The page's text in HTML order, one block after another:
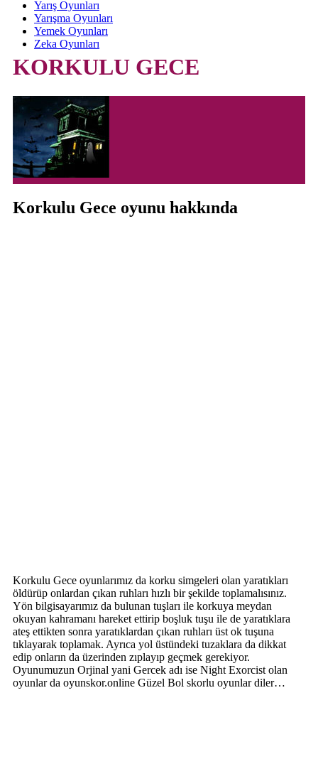
Yarış Oyunları
Yarışma Oyunları
Yemek Oyunları
Zeka Oyunları
KORKULU GECE
Korkulu Gece oyunu hakkında
Korkulu Gece oyunlarımız da korku simgeleri olan yaratıkları
öldürüp onlardan çıkan ruhları hızlı bir şekilde toplamalısınız.
Yön bilgisayarımız da bulunan tuşları ile korkuya meydan
okuyan kahramanı hareket ettirip boşluk tuşu ile de yaratıklara
ateş ettikten sonra yaratıklardan çıkan ruhları üst ok tuşuna
tıklayarak toplamak. Ayrıca yol üstündeki tuzaklara da dikkat
edip onların da üzerinden zıplayıp geçmek gerekiyor.
Oyunumuzun Orjinal yani Gercek adı ise Night Exorcist olan
oyunlar da oyunskor.online Güzel Bol skorlu oyunlar diler…